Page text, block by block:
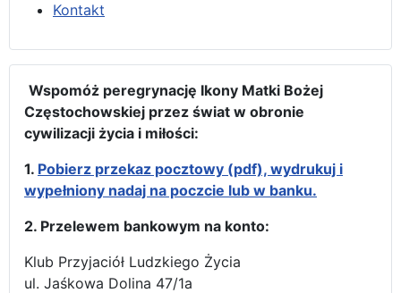
Kontakt
Wspomóż peregrynację Ikony Matki Bożej
Częstochowskiej przez świat w obronie
cywilizacji życia i miłości:
1. Pobierz przekaz pocztowy (pdf), wydrukuj i
wypełniony nadaj na poczcie lub w banku.
2. Przelewem bankowym na konto:
Klub Przyjaciół Ludzkiego Życia
ul. Jaśkowa Dolina 47/1a